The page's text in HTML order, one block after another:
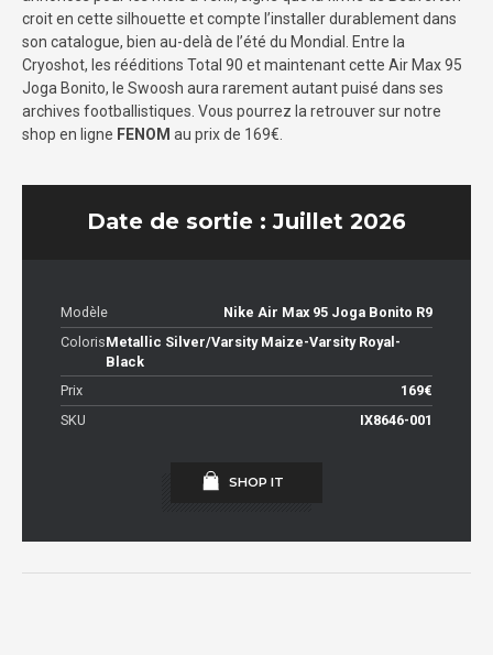
croit en cette silhouette et compte l’installer durablement dans
son catalogue, bien au-delà de l’été du Mondial. Entre la
Cryoshot, les rééditions Total 90 et maintenant cette Air Max 95
Joga Bonito, le Swoosh aura rarement autant puisé dans ses
archives footballistiques. Vous pourrez la retrouver sur notre
shop en ligne FENOM au prix de 169€.
Date de sortie : Juillet 2026
Modèle
Nike Air Max 95 Joga Bonito R9
ColorisMetallic Silver/Varsity Maize-Varsity Royal-
Black
Prix
169€
SKU
IX8646-001
SHOP IT